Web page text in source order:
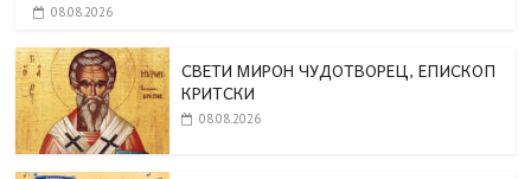
08.08.2026
СВЕТИ МИРОН ЧУДОТВОРЕЦ, ЕПИСКОП
КРИТСКИ
08.08.2026